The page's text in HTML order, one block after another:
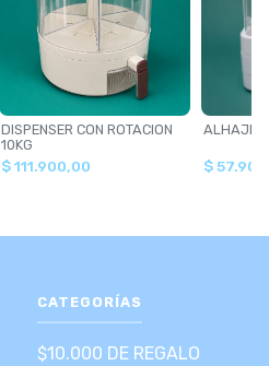
DISPENSER CON ROTACION
10KG
$ 111.900,00 $
CATEGORÍAS
$10.000 DE REGALO